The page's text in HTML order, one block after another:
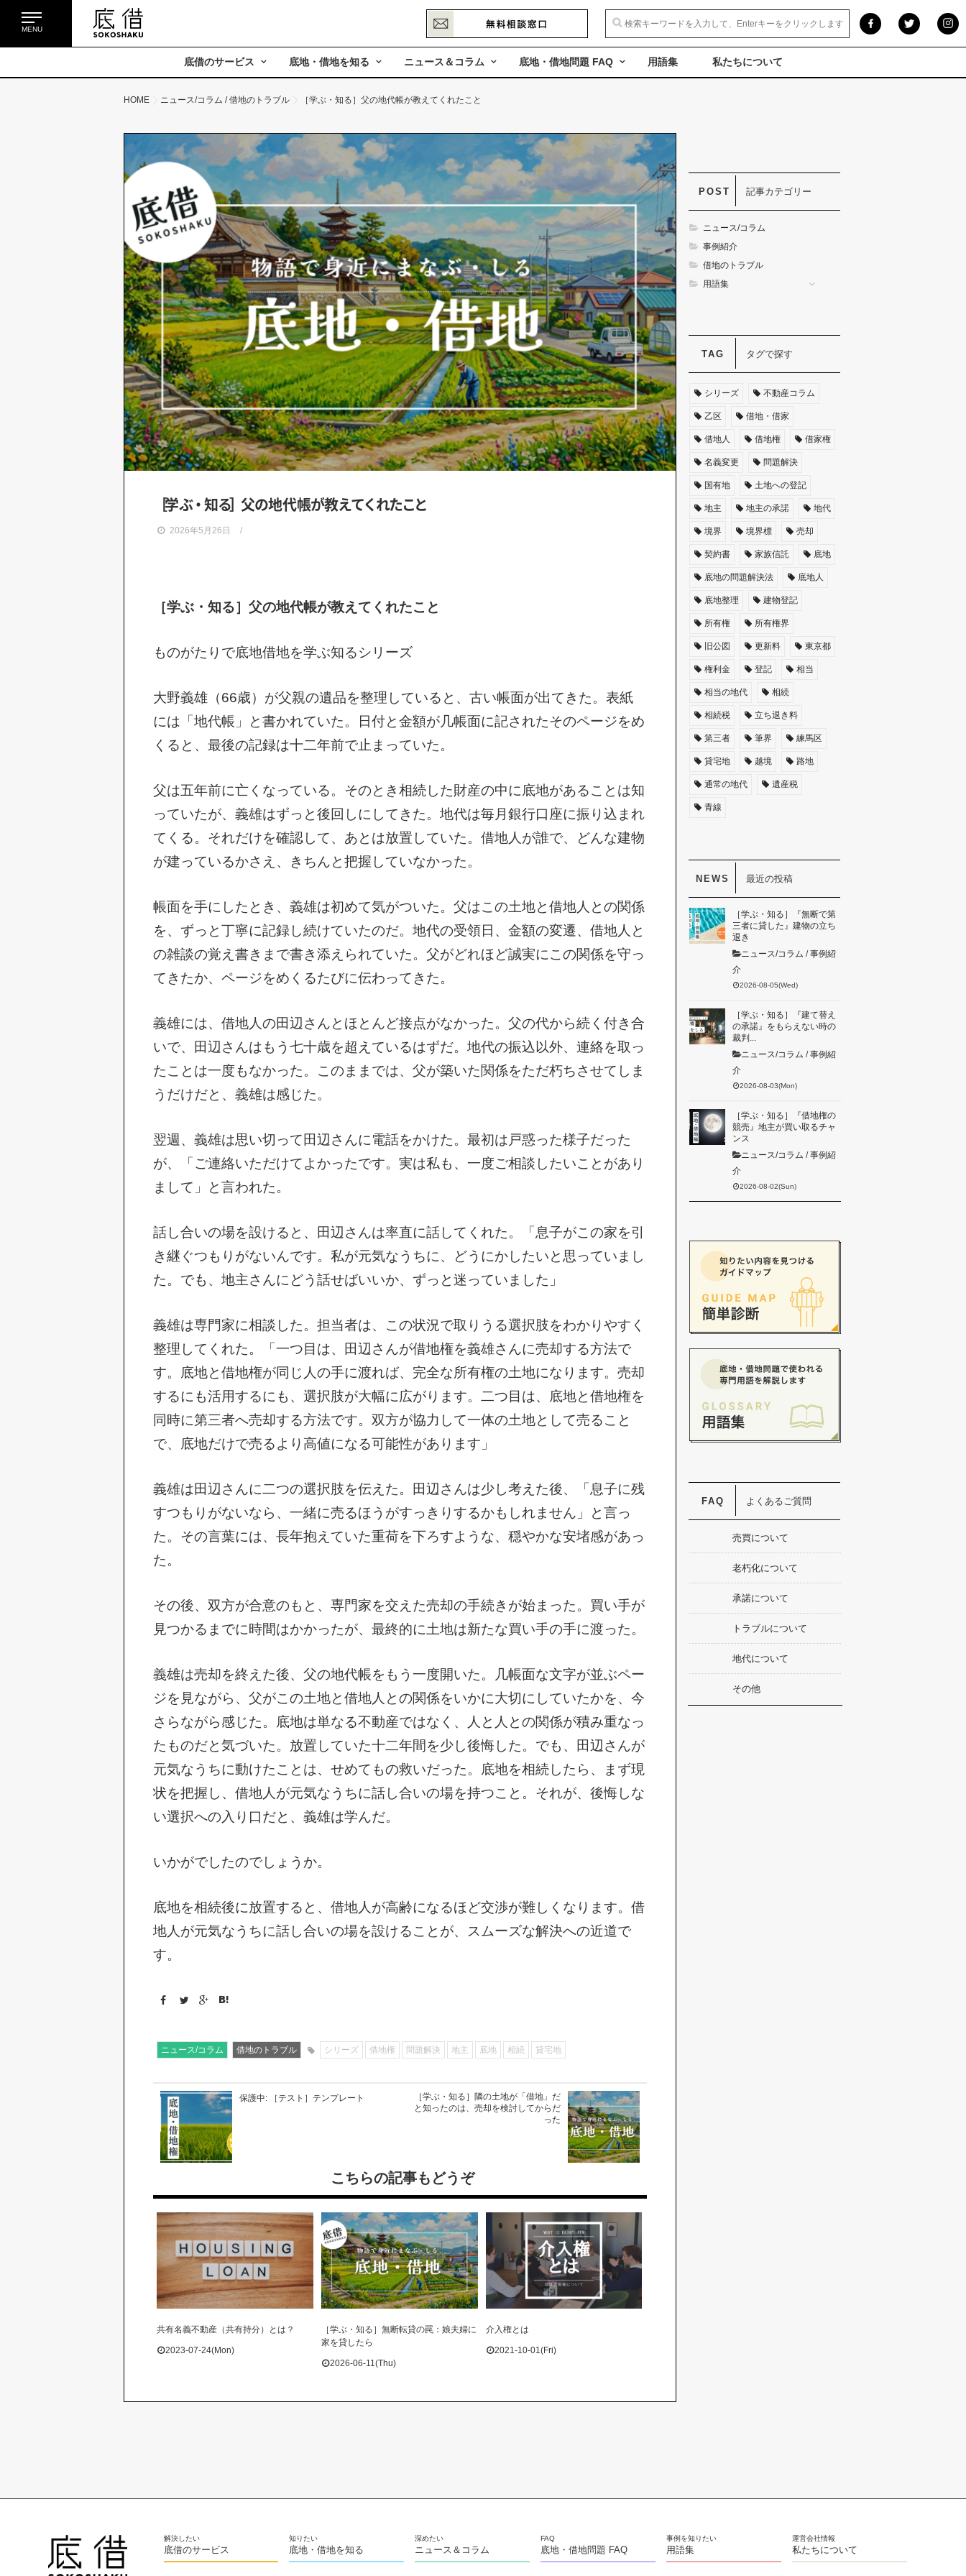
MENU
底借のサービス 底地・借地を知る ニュース＆コラム 底地・借地問題 FAQ 用語集 私たちについて
HOME ニュース/コラム /借地のトラブル ［学ぶ・知る］父の地代帳が教えてくれたこと
学ぶ・ 知 る］父の地代帳が教え てく れたこと
2026年5月26日
［学ぶ・知る］父の地代帳が教えてくれたこと
ものがたりで底地借地を学ぶ知るシリーズ
大野義雄（66歳）が父親の遺品を整理していると、古い帳面が出てきた。表紙
には「地代帳」と書かれていた。日付と金額が几帳面に記されたそのページをめ
くると、最後の記録は十二年前で止まっていた。
父は五年前に亡くなっている。そのとき相続した財産の中に底地があることは知
っていたが、義雄はずっと後回しにしてきた。地代は毎月銀行口座に振り込まれ
てくる。それだけを確認して、あとは放置していた。借地人が誰で、どんな建物
が建っているかさえ、きちんと把握していなかった。
帳面を手にしたとき、義雄は初めて気がついた。父はこの土地と借地人との関係
を、ずっと丁寧に記録し続けていたのだ。地代の受領日、金額の変遷、借地人と
の雑談の覚え書きまで書き添えられていた。父がどれほど誠実にこの関係を守っ
てきたか、ページをめくるたびに伝わってきた。
義雄には、借地人の田辺さんとほとんど接点がなかった。父の代から続く付き合
いで、田辺さんはもう七十歳を超えているはずだ。地代の振込以外、連絡を取っ
たことは一度もなかった。このままでは、父が築いた関係をただ朽ちさせてしま
うだけだと、義雄は感じた。
翌週、義雄は思い切って田辺さんに電話をかけた。最初は戸惑った様子だった
が、「ご連絡いただけてよかったです。実は私も、一度ご相談したいことがあり
まして」と言われた。
話し合いの場を設けると、田辺さんは率直に話してくれた。「息子がこの家を引
き継ぐつもりがないんです。私が元気なうちに、どうにかしたいと思っていまし
た。でも、地主さんにどう話せばいいか、ずっと迷っていました」
義雄は専門家に相談した。担当者は、この状況で取りうる選択肢をわかりやすく
整理してくれた。「一つ目は、田辺さんが借地権を義雄さんに売却する方法で
す。底地と借地権が同じ人の手に渡れば、完全な所有権の土地になります。売却
するにも活用するにも、選択肢が大幅に広がります。二つ目は、底地と借地権を
同時に第三者へ売却する方法です。双方が協力して一体の土地として売ること
で、底地だけで売るより高値になる可能性があります」
義雄は田辺さんに二つの選択肢を伝えた。田辺さんは少し考えた後、「息子に残
すつもりがないなら、一緒に売るほうがすっきりするかもしれません」と言っ
た。その言葉には、長年抱えていた重荷を下ろすような、穏やかな安堵感があっ
た。
その後、双方が合意のもと、専門家を交えた売却の手続きが始まった。買い手が
見つかるまでに時間はかかったが、最終的に土地は新たな買い手の手に渡った。
義雄は売却を終えた後、父の地代帳をもう一度開いた。几帳面な文字が並ぶペー
ジを見ながら、父がこの土地と借地人との関係をいかに大切にしていたかを、今
さらながら感じた。底地は単なる不動産ではなく、人と人との関係が積み重なっ
たものだと気づいた。放置していた十二年間を少し後悔した。でも、田辺さんが
元気なうちに動けたことは、せめてもの救いだった。底地を相続したら、まず現
状を把握し、借地人が元気なうちに話し合いの場を持つこと。それが、後悔しな
い選択への入り口だと、義雄は学んだ。
いかがでしたのでしょうか。
底地を相続後に放置すると、借地人が高齢になるほど交渉が難しくなります。借
地人が元気なうちに話し合いの場を設けることが、スムーズな解決への近道で
す。
ニュース/コラム 借地のトラブル シリーズ 借地権 問題解決 地主 底地 相続 貸宅地
保護中: ［テスト］テンプレート
［学ぶ・知る］隣の土地が「借地」だ
と知ったのは、売却を検討してからだ
った
こちらの記事もどうぞ
共有名義不動産（共有持分）とは？
2023-07-24(Mon)
［学ぶ・知る］無断転貸の罠：娘夫婦に
家を貸したら
2026-06-11(Thu)
介入権とは
2021-10-01(Fri)
記事カテゴリー
ニュース/コラム
事例紹介
借地のトラブル
用語集
タグで探す
シリーズ 不動産コラム
乙区 借地・借家
借地人 借地権 借家権
名義変更 問題解決
国有地 土地への登記
地主 地主の承諾 地代
境界 境界標 売却
契約書 家族信託 底地
底地の問題解決法 底地人
底地整理 建物登記
所有権 所有権界
旧公図 更新料 東京都
権利金 登記 相当
相当の地代 相続
相続税 立ち退き料
第三者 筆界 練馬区
貸宅地 越境 路地
通常の地代 遺産税
青線
最近の投稿
［学ぶ・知る］『無断で第
三者に貸した』建物の立ち
退き
ニュース/コラム /事例紹
介
2026-08-05(Wed)
［学ぶ・知る］『建て替え
の承諾』をもらえない時の
裁判...
ニュース/コラム /事例紹
介
2026-08-03(Mon)
［学ぶ・知る］『借地権の
競売』地主が買い取るチャ
ンス
ニュース/コラム /事例紹
介
2026-08-02(Sun)
よくあるご質問
売買について
老朽化について
承諾について
トラブルについて
地代について
その他
底借のサービス 底地・借地を知る ニュース＆コラム 底地・借地問題 FAQ 用語集 私たちについて